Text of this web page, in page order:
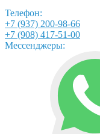
Телефон:
+7 (937) 200-98-66
+7 (908) 417-51-00
Мессенджеры: